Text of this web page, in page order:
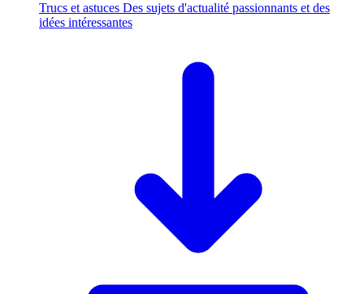
Trucs et astuces Des sujets d'actualité passionnants et des
idées intéressantes